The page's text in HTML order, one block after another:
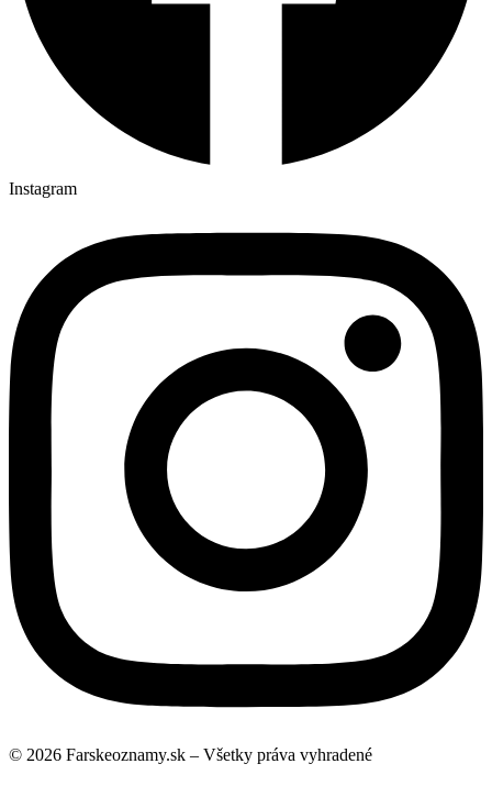
Instagram
© 2026 Farskeoznamy.sk – Všetky práva vyhradené